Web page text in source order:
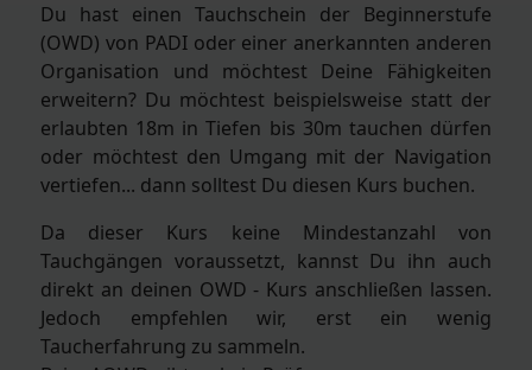
Du hast einen Tauchschein der Beginnerstufe
(OWD) von PADI oder einer anerkannten anderen
Organisation und möchtest Deine Fähigkeiten
erweitern? Du möchtest beispielsweise statt der
erlaubten 18m in Tiefen bis 30m tauchen dürfen
oder möchtest den Umgang mit der Navigation
vertiefen... dann solltest Du diesen Kurs buchen.
Da dieser Kurs keine Mindestanzahl von
Tauchgängen voraussetzt, kannst Du ihn auch
direkt an deinen OWD - Kurs anschließen lassen.
Jedoch empfehlen wir, erst ein wenig
Taucherfahrung zu sammeln.